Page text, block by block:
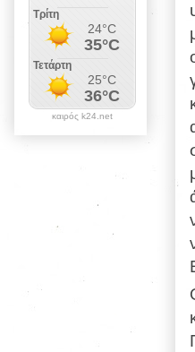
καιρός k24.net